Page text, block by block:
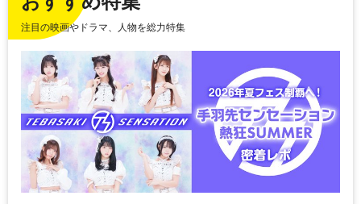
注目の映画やドラマ、人物を総力特集